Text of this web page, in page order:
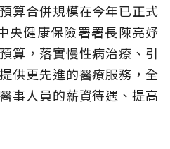
算合併規模在今年已正式
央健康保險署署長陳亮妤
算，落實慢性病治療、引
供更先進的醫療服務，全
事人員的薪資待遇、提高